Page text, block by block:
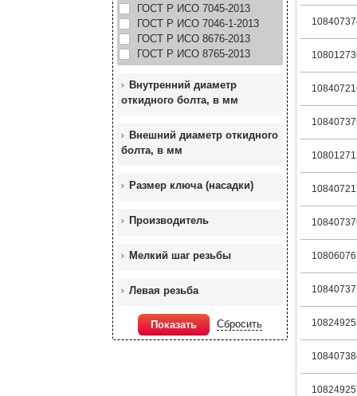
ГОСТ Р ИСО 7045-2013
ГОСТ Р ИСО 7046-1-2013
ГОСТ Р ИСО 8676-2013
ГОСТ Р ИСО 8765-2013
Внутренний диаметр
откидного болта, в мм
Внешний диаметр откидного
болта, в мм
Размер ключа (насадки)
Производитель
Мелкий шаг резьбы
Левая резьба
Показать Сбросить